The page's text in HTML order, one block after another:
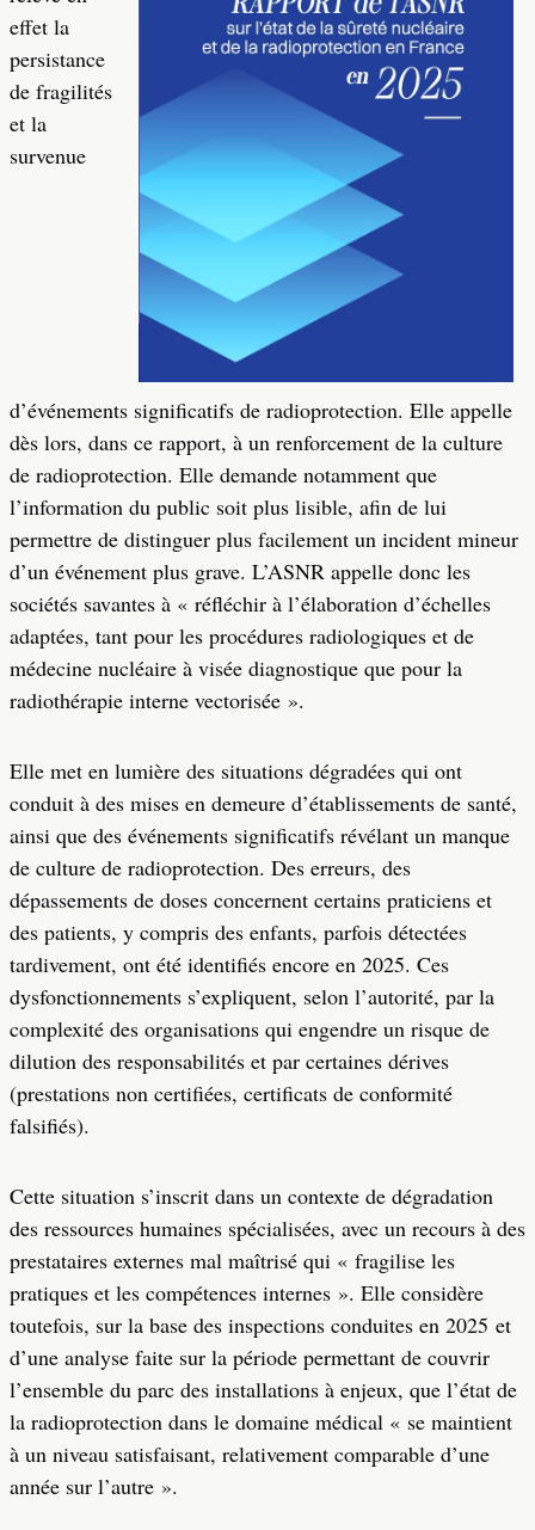
effet la
persistance
de fragilités
et la
survenue
d’événements significatifs de radioprotection. Elle appelle
dès lors, dans ce rapport, à un renforcement de la culture
de radioprotection. Elle demande notamment que
l’information du public soit plus lisible, afin de lui
permettre de distinguer plus facilement un incident mineur
d’un événement plus grave. L’ASNR appelle donc les
sociétés savantes à « réfléchir à l’élaboration d’échelles
adaptées, tant pour les procédures radiologiques et de
médecine nucléaire à visée diagnostique que pour la
radiothérapie interne vectorisée ».
Elle met en lumière des situations dégradées qui ont
conduit à des mises en demeure d’établissements de santé,
ainsi que des événements significatifs révélant un manque
de culture de radioprotection. Des erreurs, des
dépassements de doses concernent certains praticiens et
des patients, y compris des enfants, parfois détectées
tardivement, ont été identifiés encore en 2025. Ces
dysfonctionnements s’expliquent, selon l’autorité, par la
complexité des organisations qui engendre un risque de
dilution des responsabilités et par certaines dérives
(prestations non certifiées, certificats de conformité
falsifiés).
Cette situation s’inscrit dans un contexte de dégradation
des ressources humaines spécialisées, avec un recours à des
prestataires externes mal maîtrisé qui « fragilise les
pratiques et les compétences internes ». Elle considère
toutefois, sur la base des inspections conduites en 2025 et
d’une analyse faite sur la période permettant de couvrir
l’ensemble du parc des installations à enjeux, que l’état de
la radioprotection dans le domaine médical « se maintient
à un niveau satisfaisant, relativement comparable d’une
année sur l’autre ».